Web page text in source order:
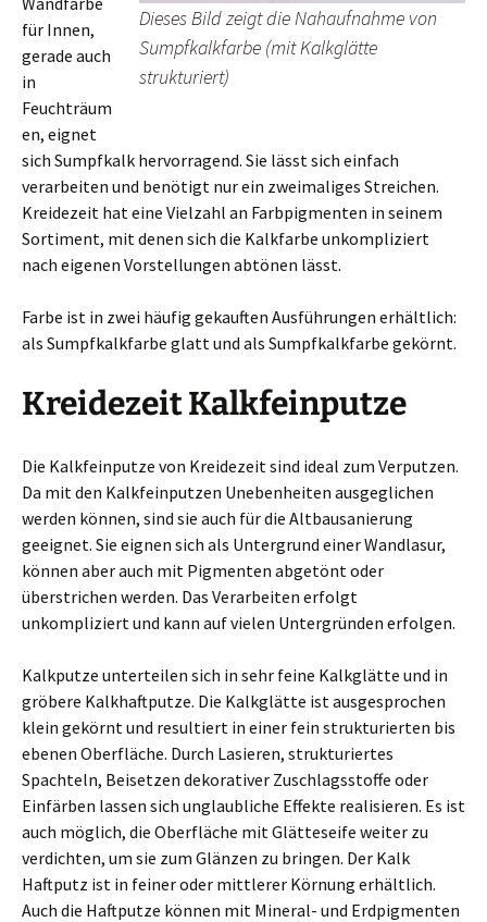
Dieses Bild zeigt die Nahaufnahme von
Sumpfkalkfarbe (mit Kalkglätte
strukturiert)
für Innen,
gerade auch
in
Feuchträum
en, eignet
sich Sumpfkalk hervorragend. Sie lässt sich einfach
verarbeiten und benötigt nur ein zweimaliges Streichen.
Kreidezeit hat eine Vielzahl an Farbpigmenten in seinem
Sortiment, mit denen sich die Kalkfarbe unkompliziert
nach eigenen Vorstellungen abtönen lässt.
Farbe ist in zwei häufig gekauften Ausführungen erhältlich:
als Sumpfkalkfarbe glatt und als Sumpfkalkfarbe gekörnt.
Kreidezeit Kalkfeinputze
Die Kalkfeinputze von Kreidezeit sind ideal zum Verputzen.
Da mit den Kalkfeinputzen Unebenheiten ausgeglichen
werden können, sind sie auch für die Altbausanierung
geeignet. Sie eignen sich als Untergrund einer Wandlasur,
können aber auch mit Pigmenten abgetönt oder
überstrichen werden. Das Verarbeiten erfolgt
unkompliziert und kann auf vielen Untergründen erfolgen.
Kalkputze unterteilen sich in sehr feine Kalkglätte und in
gröbere Kalkhaftputze. Die Kalkglätte ist ausgesprochen
klein gekörnt und resultiert in einer fein strukturierten bis
ebenen Oberfläche. Durch Lasieren, strukturiertes
Spachteln, Beisetzen dekorativer Zuschlagsstoffe oder
Einfärben lassen sich unglaubliche Effekte realisieren. Es ist
auch möglich, die Oberfläche mit Glätteseife weiter zu
verdichten, um sie zum Glänzen zu bringen. Der Kalk
Haftputz ist in feiner oder mittlerer Körnung erhältlich.
Auch die Haftputze können mit Mineral- und Erdpigmenten